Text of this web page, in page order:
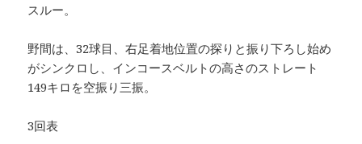
スルー。
野間は、32球目、右足着地位置の探りと振り下ろし始め
がシンクロし、インコースベルトの高さのストレート
149キロを空振り三振。
3回表